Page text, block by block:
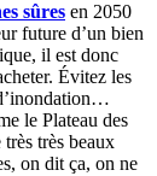
sûres en 2050
future d’un bien
il est donc
Évitez les
le Plateau des
très beaux
on dit ça, on ne